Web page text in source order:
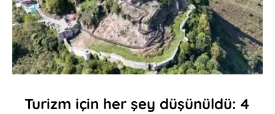
Turizm için her şey düşünüldü: 4